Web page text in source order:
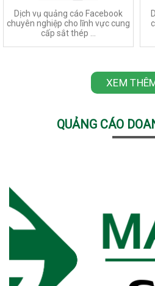
Dịch vụ quảng cáo Facebook
chuyên nghiệp cho lĩnh vực cung
cấp sắt thép ...
XEM
QUẢNG CÁO